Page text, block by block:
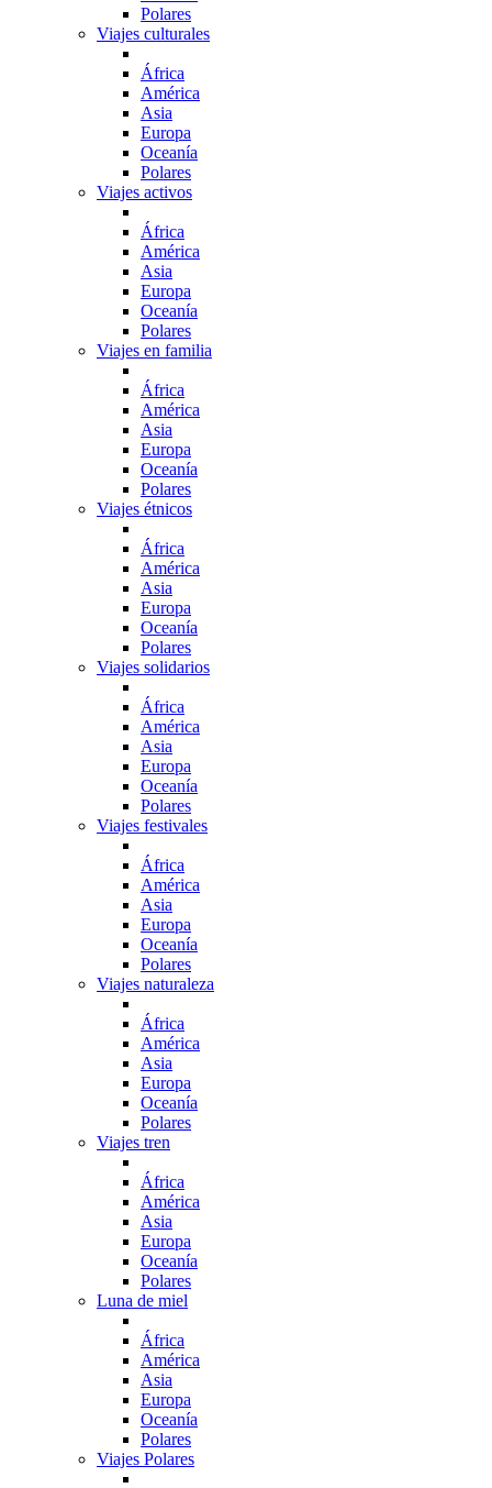
Polares
Viajes culturales
África
América
Asia
Europa
Oceanía
Polares
Viajes activos
África
América
Asia
Europa
Oceanía
Polares
Viajes en familia
África
América
Asia
Europa
Oceanía
Polares
Viajes étnicos
África
América
Asia
Europa
Oceanía
Polares
Viajes solidarios
África
América
Asia
Europa
Oceanía
Polares
Viajes festivales
África
América
Asia
Europa
Oceanía
Polares
Viajes naturaleza
África
América
Asia
Europa
Oceanía
Polares
Viajes tren
África
América
Asia
Europa
Oceanía
Polares
Luna de miel
África
América
Asia
Europa
Oceanía
Polares
Viajes Polares